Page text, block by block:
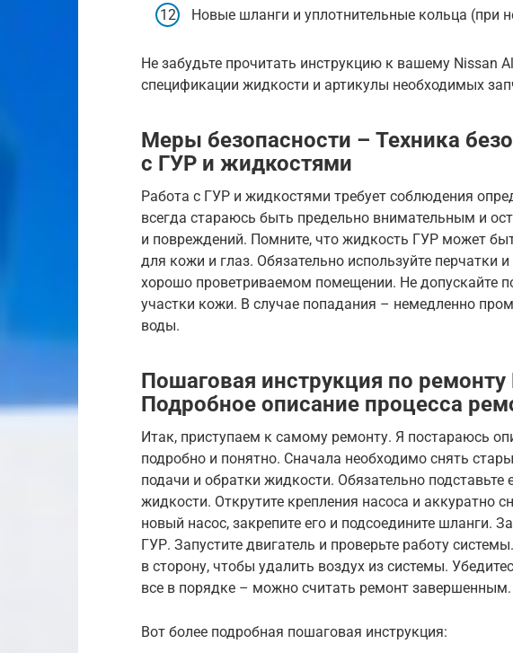
Новые шланги и уплотнительные кольца (при
Не забудьте прочитать инструкцию к вашему Nissan
спецификации жидкости и артикулы необходимых
Меры безопасности – Техника
с ГУР и жидкостями
Работа с ГУР и жидкостями требует соблюдения
всегда стараюсь быть предельно внимательным и
и повреждений. Помните, что жидкость ГУР может
для кожи и глаз. Обязательно используйте перчатки
хорошо проветриваемом помещении. Не допускайте
участки кожи. В случае попадания – немедленно
воды.
Пошаговая инструкция по ремонту
Подробное описание процесса
Итак, приступаем к самому ремонту. Я постараюсь
подробно и понятно. Сначала необходимо снять
подачи и обратки жидкости. Обязательно подставьте
жидкости. Открутите крепления насоса и аккуратно
новый насос, закрепите его и подсоедините шланги.
ГУР. Запустите двигатель и проверьте работу
в сторону, чтобы удалить воздух из системы.
все в порядке – можно считать ремонт завершенным.
Вот более подробная пошаговая инструкция: